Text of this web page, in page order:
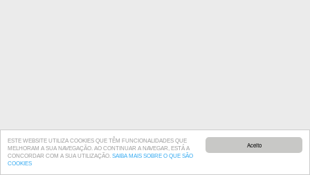
Aceito
ESTE WEBSITE UTILIZA COOKIES QUE TÊM FUNCIONALIDADES QUE
MELHORAM A SUA NAVEGAÇÃO. AO CONTINUAR A NAVEGAR, ESTÁ A
CONCORDAR COM A SUA UTILIZAÇÃO. SAIBA MAIS SOBRE O QUE SÃO
COOKIES